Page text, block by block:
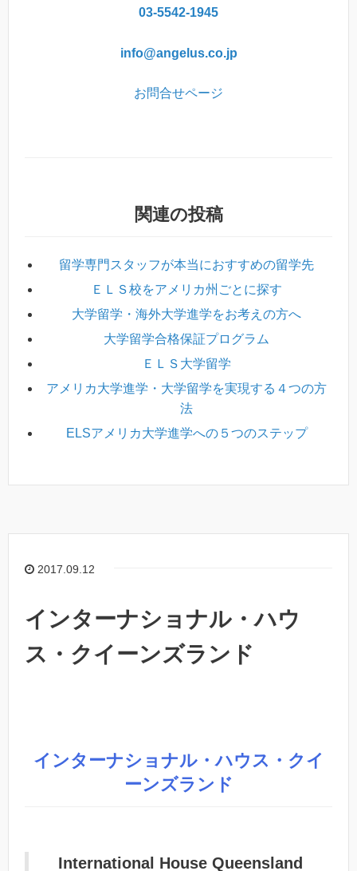
03-5542-1945
info@angelus.co.jp
お問合せページ
関連の投稿
留学専門スタッフが本当におすすめの留学先
ＥＬＳ校をアメリカ州ごとに探す
大学留学・海外大学進学をお考えの方へ
大学留学合格保証プログラム
ＥＬＳ大学留学
アメリカ大学進学・大学留学を実現する４つの方
法
ELSアメリカ大学進学への５つのステップ
2017.09.12
インターナショナル・ハウ
ス・クイーンズランド
インターナショナル・ハウス・クイ
ーンズランド
International House Queensland